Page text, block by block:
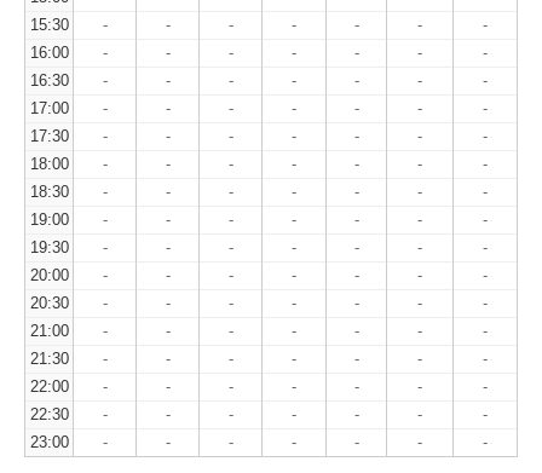
15:30
- - - - - -
-
16:00
- - - - - -
-
16:30
- - - - - -
-
17:00
- - - - - -
-
17:30
- - - - - -
-
18:00
- - - - - -
-
18:30
- - - - - -
-
19:00
- - - - - -
-
19:30
- - - - - -
-
20:00
- - - - - -
-
20:30
- - - - - -
-
21:00
- - - - - -
-
21:30
- - - - - -
-
22:00
- - - - - -
-
22:30
- - - - - -
-
23:00
- - - - - - -